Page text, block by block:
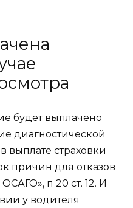
будет выплачено
диагностической
выплате страховки
причин для отказов
п 20 ст. 12. И
у водителя